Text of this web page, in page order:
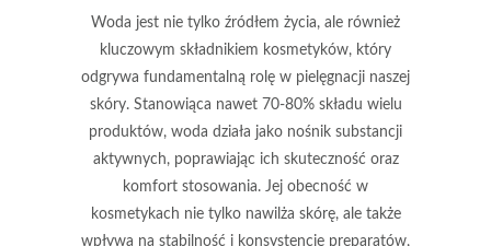
Woda jest nie tylko źródłem życia, ale również
kluczowym składnikiem kosmetyków, który
odgrywa fundamentalną rolę w pielęgnacji naszej
skóry. Stanowiąca nawet 70-80% składu wielu
produktów, woda działa jako nośnik substancji
aktywnych, poprawiając ich skuteczność oraz
komfort stosowania. Jej obecność w
kosmetykach nie tylko nawilża skórę, ale także
wpływa na stabilność i konsystencję preparatów,